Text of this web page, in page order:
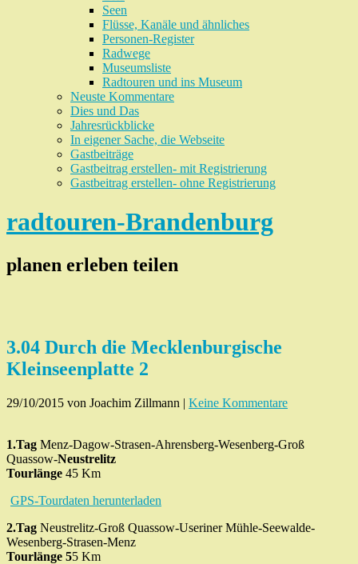
Seen
Flüsse, Kanäle und ähnliches
Personen-Register
Radwege
Museumsliste
Radtouren und ins Museum
Neuste Kommentare
Dies und Das
Jahresrückblicke
In eigener Sache, die Webseite
Gastbeiträge
Gastbeitrag erstellen- mit Registrierung
Gastbeitrag erstellen- ohne Registrierung
radtouren-Brandenburg
planen erleben teilen
3.04 Durch die Mecklenburgische
Kleinseenplatte 2
29/10/2015 von Joachim Zillmann | Keine Kommentare
1.Tag Menz-Dagow-Strasen-Ahrensberg-Wesenberg-Groß
Quassow-Neustrelitz
Tourlänge 45 Km
GPS-Tourdaten herunterladen
2.Tag Neustrelitz-Groß Quassow-Useriner Mühle-Seewalde-
Wesenberg-Strasen-Menz
Tourlänge 55 Km